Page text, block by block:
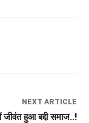
NEXT ARTICLE
हुआ बद्दी समाज..!